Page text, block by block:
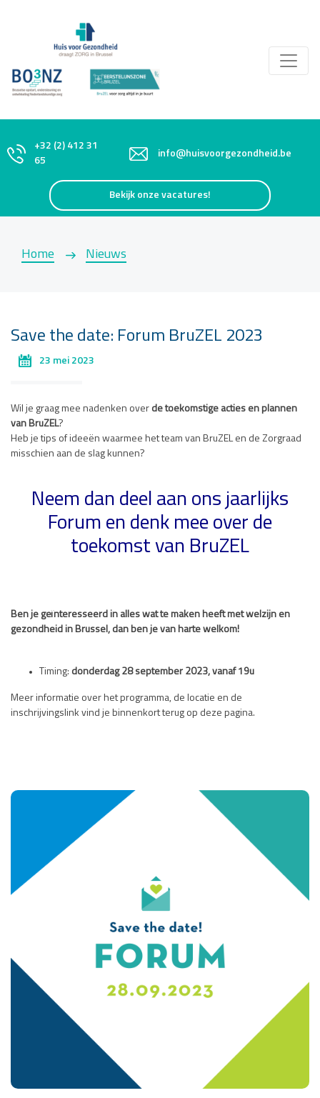
+32 (2) 412 31
65
info@huisvoorgezondheid.be
Bekijk onze vacatures!
Home Nieuws
Save the date: Forum BruZEL 2023
23 mei 2023
Wil je graag mee nadenken over de toekomstige acties en plannen
van BruZEL?
Heb je tips of ideeën waarmee het team van BruZEL en de Zorgraad
misschien aan de slag kunnen?
Neem dan deel aan ons jaarlijks
Forum en denk mee over de
toekomst van BruZEL
Ben je geïnteresseerd in alles wat te maken heeft met welzijn en
gezondheid in Brussel, dan ben je van harte welkom!
Timing: donderdag 28 september 2023, vanaf 19u
Meer informatie over het programma, de locatie en de
inschrijvingslink vind je binnenkort terug op deze pagina.